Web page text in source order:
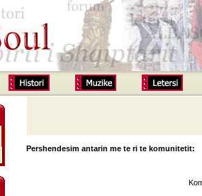
Pershendesim antarin me te ri te komunitetit: